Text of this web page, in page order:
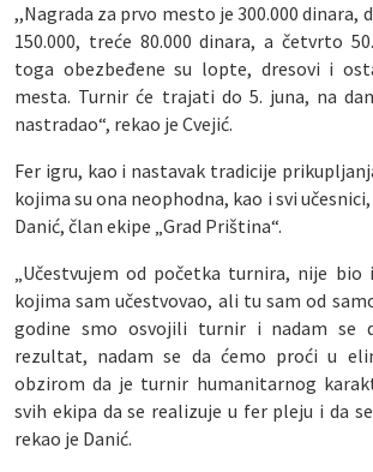
,,Nagrada za prvo mesto je 300.000 dinara,
150.000, treće 80.000 dinara, a četvrto
toga obezbeđene su lopte, dresovi i
mesta. Turnir će trajati do 5. juna, na
nastradao“, rekao je Cvejić.
Fer igru, kao i nastavak tradicije
kojima su ona neophodna, kao i svi
Danić, član ekipe „Grad Priština“.
„Učestvujem od početka turnira, nije bio
kojima sam učestvovao, ali tu sam od
godine smo osvojili turnir i nadam se
rezultat, nadam se da ćemo proći u
obzirom da je turnir humanitarnog
svih ekipa da se realizuje u fer pleju i da
rekao je Danić.